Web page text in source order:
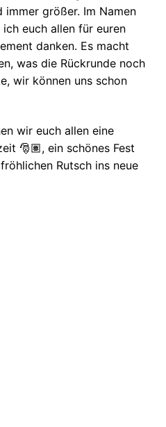
größer. Im Namen
euch allen für euren
danken. Es macht
was die Rückrunde noch
wir können uns schon
wir euch allen eine
🎅🏽, ein schönes Fest
Rutsch ins neue